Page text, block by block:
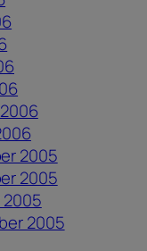
2005
2005
2005